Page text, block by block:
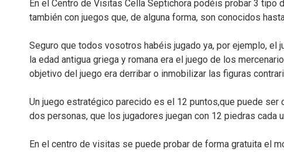
En el Centro de Visitas Cella Septichora podéis probar 3 tipo
también con juegos que, de alguna forma, son conocidos
Seguro que todos vosotros habéis jugado ya, por ejemplo, el
la edad antigua griega y romana era el juego de los
objetivo del juego era derribar o inmobilizar las figuras
Un juego estratégico parecido es el 12 puntos,que puede
dos personas, que los jugadores juegan con 12 piedras cada
En el centro de visitas se puede probar de forma gratuita el